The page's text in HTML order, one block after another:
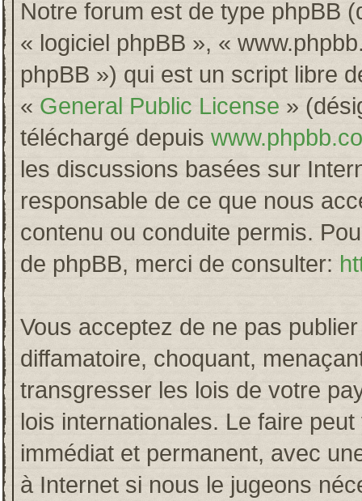
Notre forum est de type phpBB
« logiciel phpBB », «
phpBB ») qui est un script libre
« General Public License »
téléchargé depuis
les discussions basées sur
responsable de ce que nous
contenu ou conduite permis.
de phpBB, merci de consulter:
Vous acceptez de ne pas
diffamatoire, choquant,
transgresser les lois de votre
lois internationales. Le faire
immédiat et permanent, avec
à Internet si nous le jugeons